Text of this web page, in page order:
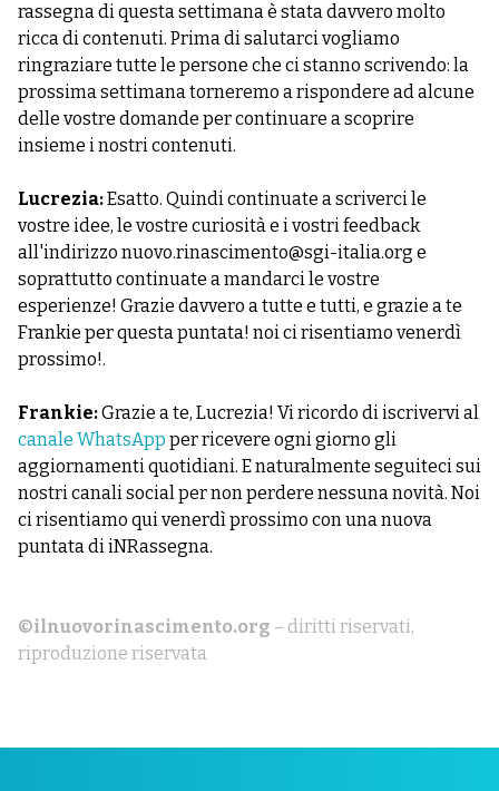
rassegna di questa settimana è stata davvero molto
ricca di contenuti. Prima di salutarci vogliamo
ringraziare tutte le persone che ci stanno scrivendo: la
prossima settimana torneremo a rispondere ad alcune
delle vostre domande per continuare a scoprire
insieme i nostri contenuti.
Lucrezia:Esatto. Quindi continuate a scriverci le
vostre idee, le vostre curiosità e i vostri feedback
all'indirizzo nuovo.rinascimento@sgi-italia.org e
soprattutto continuate a mandarci le vostre
esperienze! Grazie davvero a tutte e tutti, e grazie a te
Frankie per questa puntata! noi ci risentiamo venerdì
prossimo!.
Frankie:Grazie a te, Lucrezia! Vi ricordo di iscrivervi al
canale WhatsApp per ricevere ogni giorno gli
aggiornamenti quotidiani. E naturalmente seguiteci sui
nostri canali social per non perdere nessuna novità. Noi
ci risentiamo qui venerdì prossimo con una nuova
puntata di iNRassegna.
©ilnuovorinascimento.org – diritti riservati,
riproduzione riservata